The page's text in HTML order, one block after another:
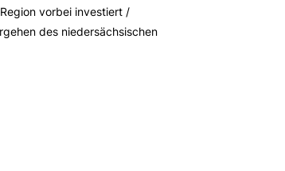
vorbei investiert /
des niedersächsischen